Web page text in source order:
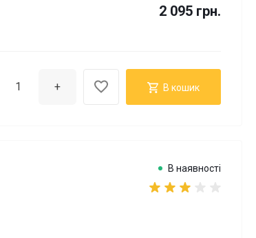
2 095 грн.
+ В кошик
В наявності